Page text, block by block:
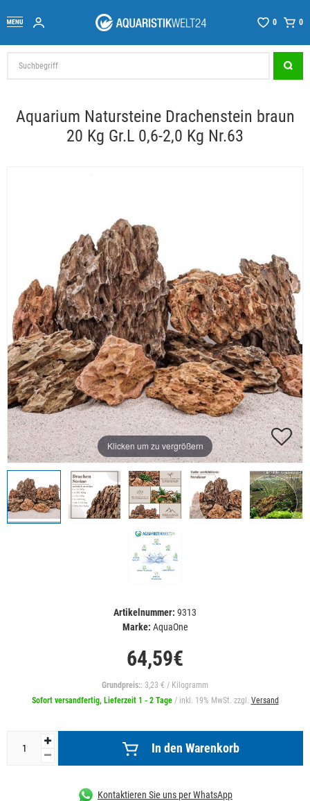
0 0
Aquarium Natursteine Drachenstein braun
20 Kg Gr.L 0,6-2,0 Kg Nr.63
Klicken um zu vergrößern
Artikelnummer: 9313
Marke: AquaOne
64,59€
Grundpreis:: 3,23 € / Kilogramm
Sofort versandfertig, Lieferzeit 1 - 2 Tage / inkl. 19% MwSt. zzgl. Versand
In den Warenkorb
Kontaktieren Sie uns per WhatsApp